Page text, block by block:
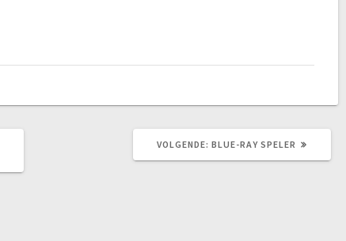
VOLGENDE: VOLGEND
BLUE-RAY SPELER